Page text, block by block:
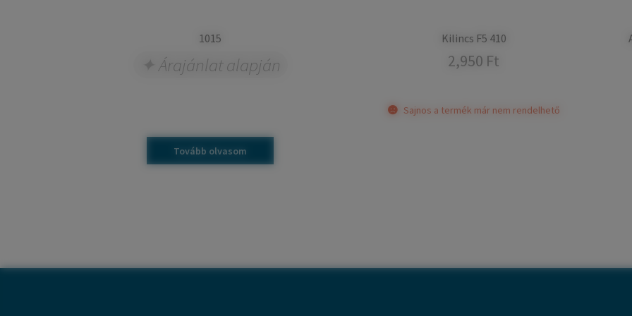
1015
Árajánlat alapján
Tovább olvasom
Kilincs F5 410
2,950 Ft
Sajnos a termék már nem rendelhető